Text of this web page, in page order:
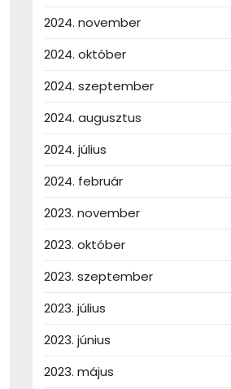
2024. november
2024. október
2024. szeptember
2024. augusztus
2024. július
2024. február
2023. november
2023. október
2023. szeptember
2023. július
2023. június
2023. május